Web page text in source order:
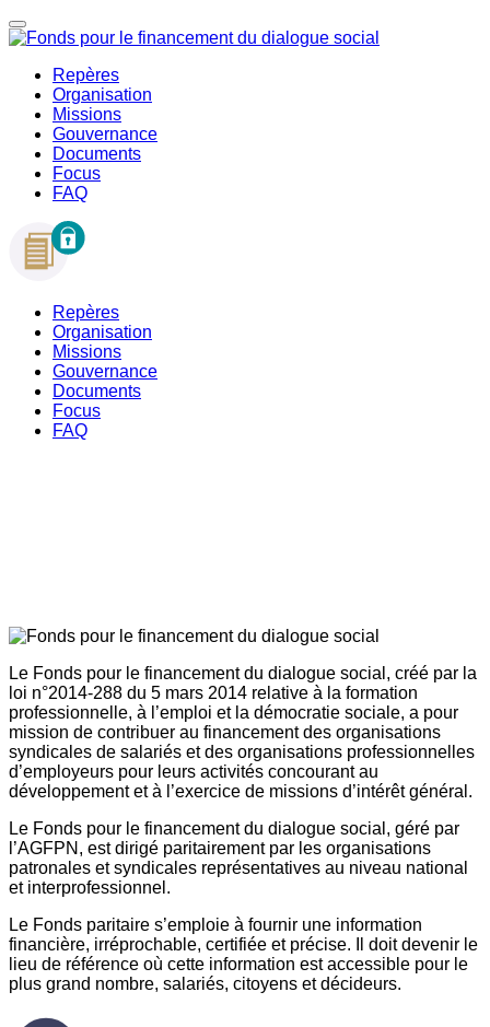
Repères
Organisation
Missions
Gouvernance
Documents
Focus
FAQ
Repères
Organisation
Missions
Gouvernance
Documents
Focus
FAQ
Le Fonds pour le financement du dialogue social, créé par la
loi n°2014-288 du 5 mars 2014 relative à la formation
professionnelle, à l’emploi et la démocratie sociale, a pour
mission de contribuer au financement des organisations
syndicales de salariés et des organisations professionnelles
d’employeurs pour leurs activités concourant au
développement et à l’exercice de missions d’intérêt général.
Le Fonds pour le financement du dialogue social, géré par
l’AGFPN, est dirigé paritairement par les organisations
patronales et syndicales représentatives au niveau national
et interprofessionnel.
Le Fonds paritaire s’emploie à fournir une information
financière, irréprochable, certifiée et précise. Il doit devenir le
lieu de référence où cette information est accessible pour le
plus grand nombre, salariés, citoyens et décideurs.